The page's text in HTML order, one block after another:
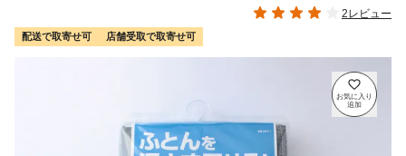
2レビュー
配送で取寄せ可 店舗受取で取寄せ可